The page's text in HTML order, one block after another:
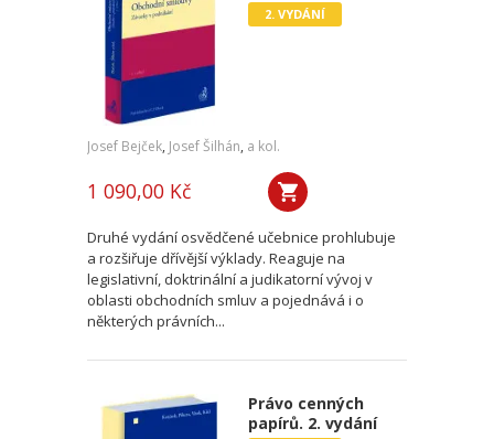
2. VYDÁNÍ
Josef Bejček, Josef Šilhán, a kol.
1 090,00 Kč
Druhé vydání osvědčené učebnice prohlubuje
a rozšiřuje dřívější výklady. Reaguje na
legislativní, doktrinální a judikatorní vývoj v
oblasti obchodních smluv a pojednává i o
některých právních...
Právo cenných
papírů. 2. vydání